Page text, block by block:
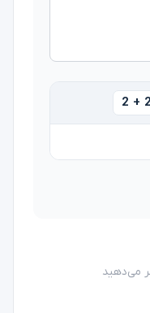
2 +
می‌دهید